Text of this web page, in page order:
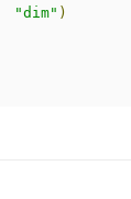
"dim" )